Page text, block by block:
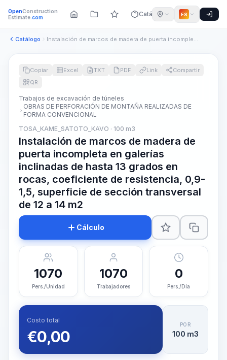
OpenConstruction
Estimate.com Catálogo ES
Catálogo Instalación de marcos de madera de puerta incompleta en gale...
Copiar Excel TXT PDF Link
Compartir
QR
Trabajos de excavación de túneles
OBRAS DE PERFORACIÓN DE MONTAÑA REALIZADAS DE
FORMA CONVENCIONAL
TOSA_KAME_SATOTO_KAVO · 100 m3
Instalación de marcos de madera de
puerta incompleta en galerías
inclinadas de hasta 13 grados en
rocas, coeficiente de resistencia, 0,9-
1,5, superficie de sección transversal
de 12 a 14 m2
Cálculo
1070
Pers./Unidad
1070
Trabajadores
0
Pers./Día
Costo total
€0,00
POR
100 m3